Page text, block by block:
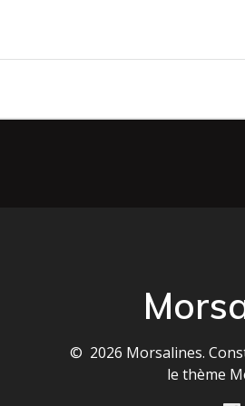
© 2026 Morsalines.
lethème